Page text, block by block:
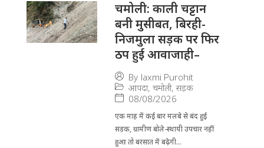
चमोली: काली चट्टान
बनी मुसीबत, बिरही-
निजमुला सड़क पर फिर
ठप हुई आवाजाही–
By laxmi Purohit
आपदा, चमोली, सड़क
08/08/2026
एक माह में कई बार मलबे से बंद हुई
सड़क, ग्रामीण बोले-स्थायी उपचार नहीं
हुआ तो बरसात में बढ़ेगी...